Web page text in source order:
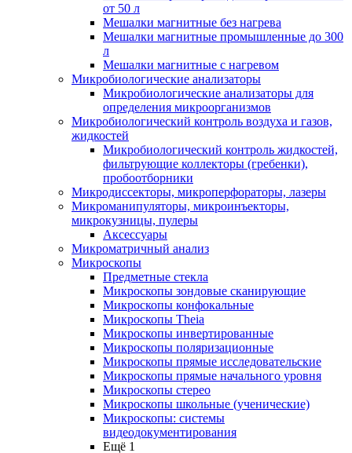
от 50 л
Мешалки магнитные без нагрева
Мешалки магнитные промышленные до 300
л
Мешалки магнитные с нагревом
Микробиологические анализаторы
Микробиологические анализаторы для
определения микроорганизмов
Микробиологический контроль воздуха и газов,
жидкостей
Микробиологический контроль жидкостей,
фильтрующие коллекторы (гребенки),
пробоотборники
Микродиссекторы, микроперфораторы, лазеры
Микроманипуляторы, микроинъекторы,
микрокузницы, пулеры
Аксессуары
Микроматричный анализ
Микроскопы
Предметные стекла
Микроскопы зондовые сканирующие
Микроскопы конфокальные
Микроскопы Theia
Микроскопы инвертированные
Микроскопы поляризационные
Микроскопы прямые исследовательские
Микроскопы прямые начального уровня
Микроскопы стерео
Микроскопы школьные (ученические)
Микроскопы: системы
видеодокументирования
Ещё 1